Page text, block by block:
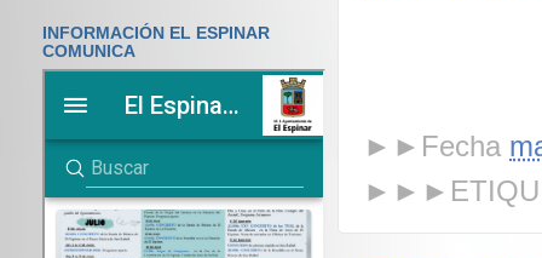
►►Fecha
INFORMACIÓN EL ESPINAR
COMUNICA